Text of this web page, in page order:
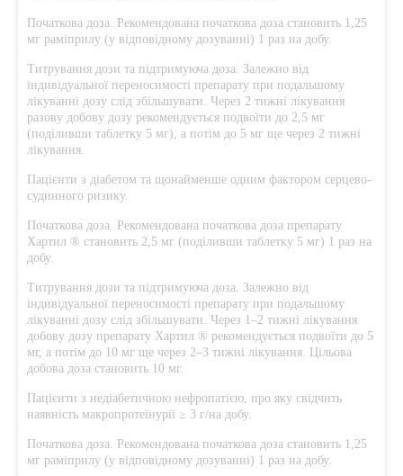
Початкова доза. Рекомендована початкова доза становить 1,25
мг раміприлу (у відповідному дозуванні) 1 раз на добу.
Титрування дози та підтримуюча доза. Залежно від
індивідуальної переносимості препарату при подальшому
лікуванні дозу слід збільшувати. Через 2 тижні лікування
разову добову дозу рекомендується подвоїти до 2,5 мг
(поділивши таблетку 5 мг), а потім до 5 мг ще через 2 тижні
лікування.
Пацієнти з діабетом та щонайменше одним фактором серцево-
судинного ризику.
Початкова доза. Рекомендована початкова доза препарату
Хартил ® становить 2,5 мг (поділивши таблетку 5 мг) 1 раз на
добу.
Титрування дози та підтримуюча доза. Залежно від
індивідуальної переносимості препарату при подальшому
лікуванні дозу слід збільшувати. Через 1–2 тижні лікування
добову дозу препарату Хартил ® рекомендується подвоїти до 5
мг, а потім до 10 мг ще через 2–3 тижні лікування. Цільова
добова доза становить 10 мг.
Пацієнти з недіабетичною нефропатією, про яку свідчить
наявність макропротеїнурії ≥ 3 г/на добу.
Початкова доза. Рекомендована початкова доза становить 1,25
мг раміприлу (у відповідному дозуванні) 1 раз на добу.